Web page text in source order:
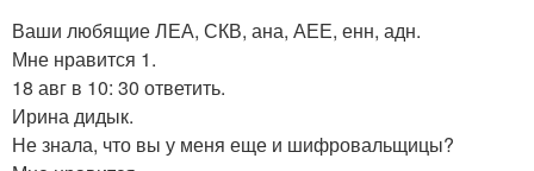
Ваши любящие ЛЕА, СКВ, ана, АЕЕ, енн, адн.
Мне нравится 1.
18 авг в 10: 30 ответить.
Ирина дидык.
Не знала, что вы у меня еще и шифровальщицы?